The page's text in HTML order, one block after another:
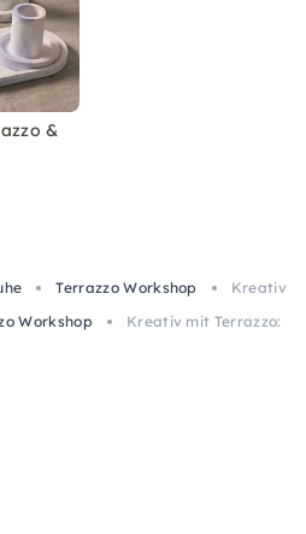
&
Terrazzo Workshop
Kreativ
Workshop Kreativ mit Terrazzo: